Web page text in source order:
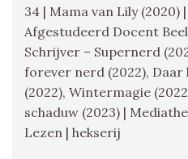
34 | Mama van Lily
Afgestudeerd Docent
Schrijver – Supernerd
forever nerd (2022), Daar
(2022), Wintermagie
schaduw (2023) |
Lezen | hekserij